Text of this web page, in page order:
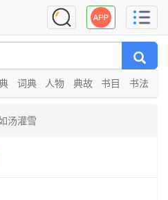
词典 人物 典故 书目 书法
汤灌雪